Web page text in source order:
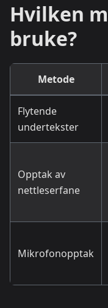
Hvilken
bruke?
Metode
Flytende
undertekster
Opptak av
nettleserfane
Mikrofonopptak